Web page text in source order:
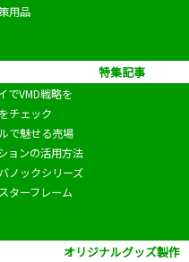
用品
特集記事
でVMD戦略を
チェック
で魅せる売場
ョンの活用方法
ノックシリーズ
ターフレーム
オリジナルグッズ製作